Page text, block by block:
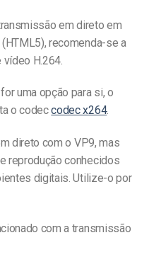
em direto em
recomenda-se a
H.264.
uma opção para si, o
o codeccodec x264.
direto com o VP9, mas
reprodução conhecidos
digitais. Utilize-o por
com a transmissão